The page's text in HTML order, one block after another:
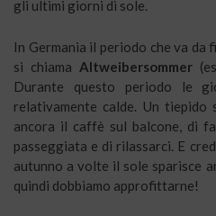
gli ultimi giorni di sole.
In Germania il periodo che va
si chiama Altweibersommer
Durante questo periodo le
relativamente calde. Un tiepido
ancora il caffè sul balcone, di
passeggiata e di rilassarci. E
autunno a volte il sole sparisce
quindi dobbiamo approfittarne!